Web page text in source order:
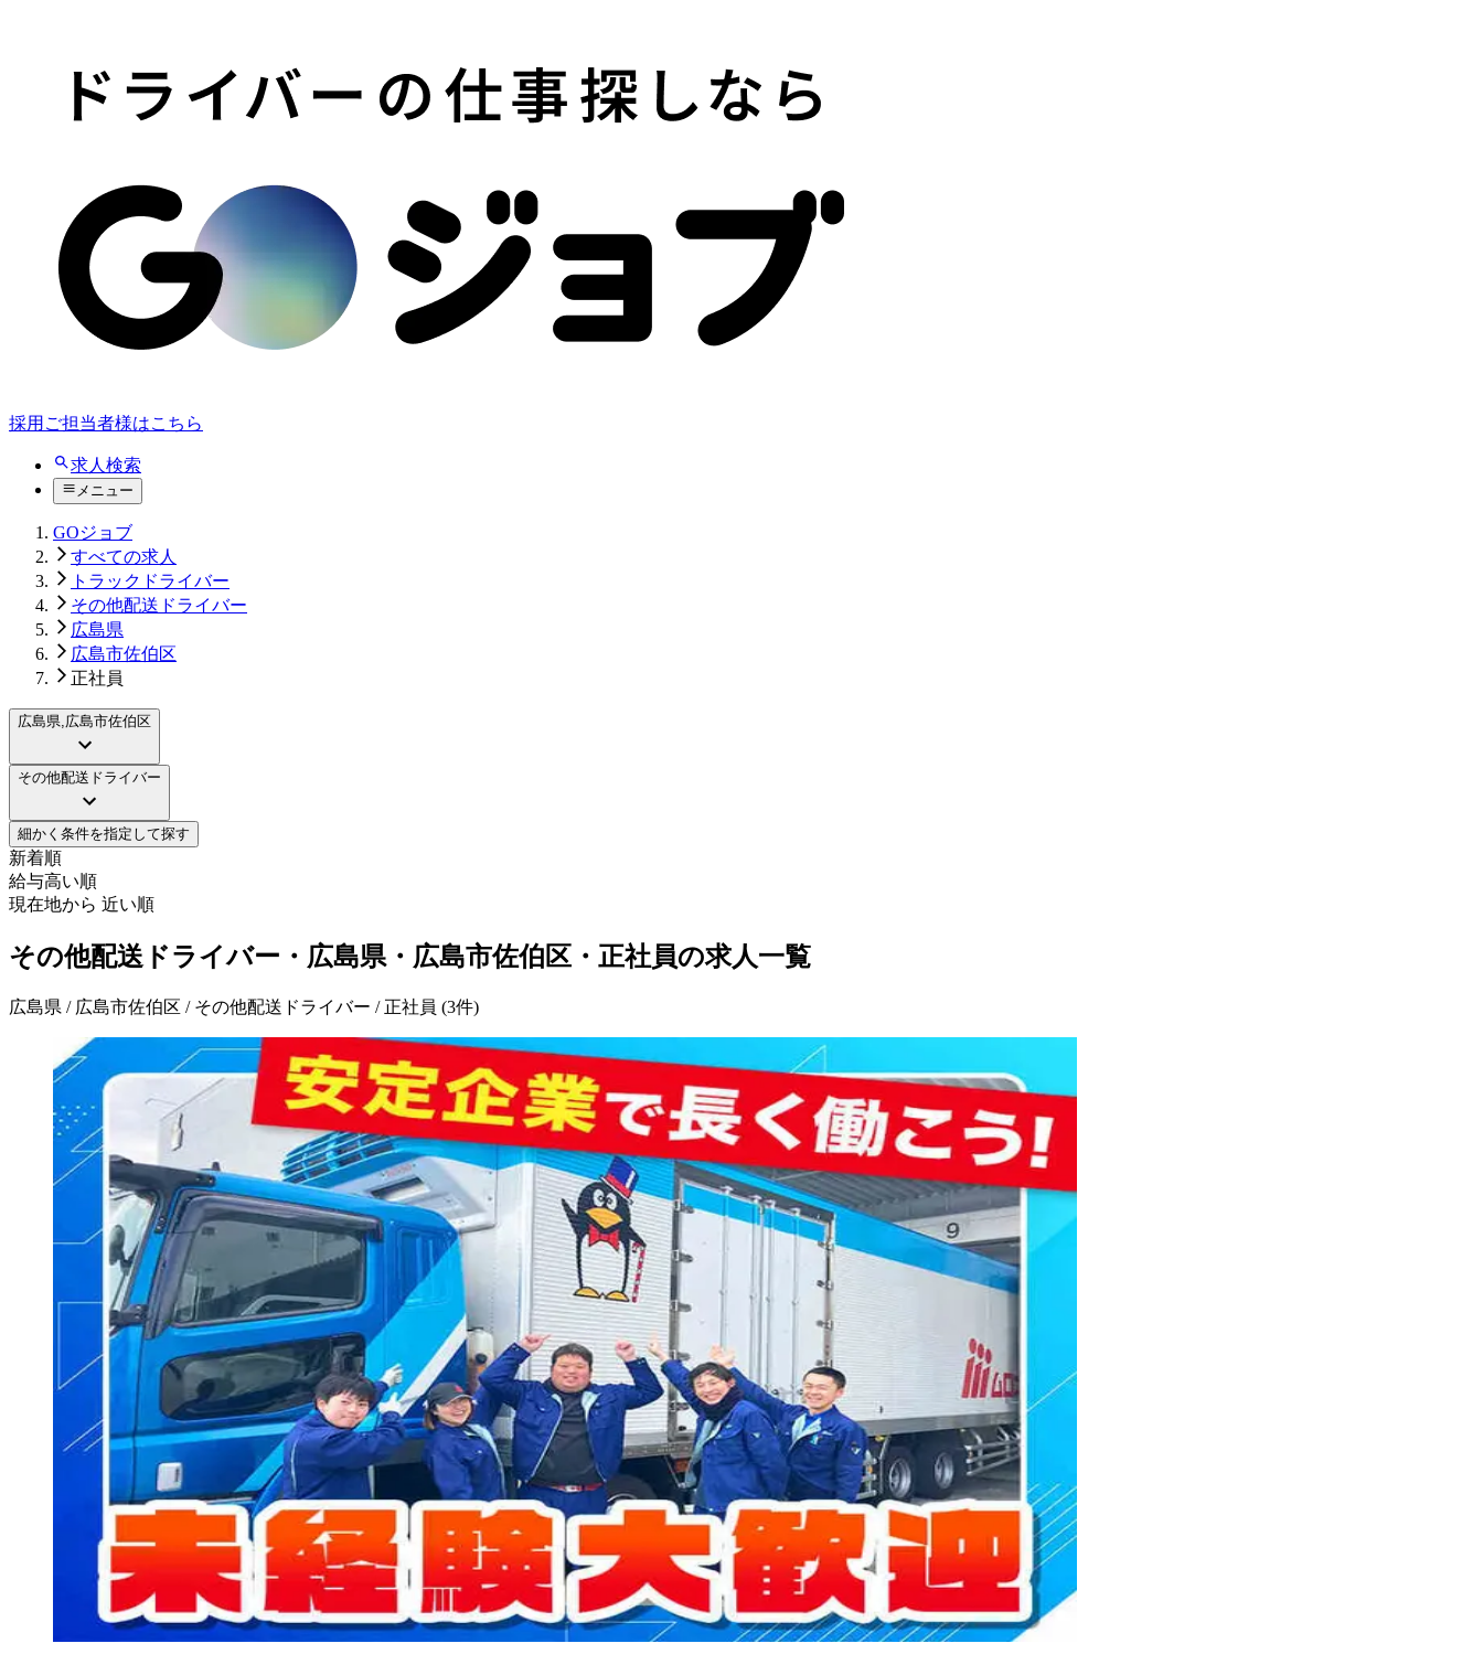
採用ご担当者様はこちら
求人検索
メニュー
GOジョブ
すべての求人
トラックドライバー
その他配送ドライバー
広島県
広島市佐伯区
正社員
広島県,広島市佐伯区
その他配送ドライバー
細かく条件を指定して探す
新着順
給与高い順
現在地から 近い順
その他配送ドライバー・広島県・広島市佐伯区・正社員の求人一覧
広島県 / 広島市佐伯区 / その他配送ドライバー / 正社員 (3件)